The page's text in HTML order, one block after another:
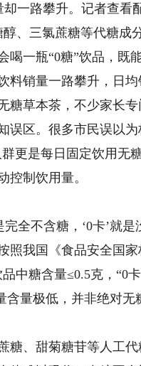
一路攀升。记者查看
、三氯蔗糖等代糖成
一瓶“0糖”饮品，既
销量一路攀升，日均
糖草本茶，不少家长
误区。很多市民误以
更是每日固定饮用无
控制饮用量。
全不含糖，‘0卡’就是
照我国《食品安全国
中糖含量≤0.5克，“0
量极低，并非绝对
、甜菊糖苷等人工代